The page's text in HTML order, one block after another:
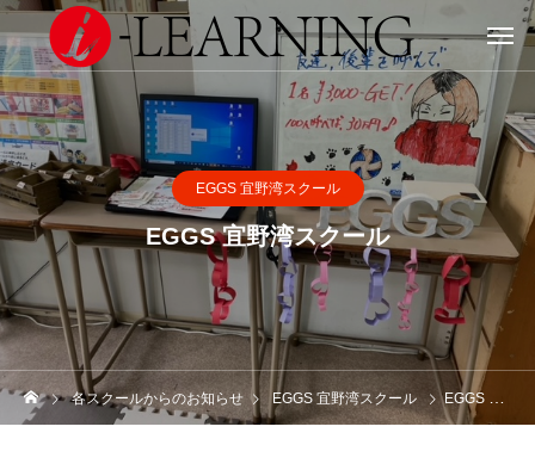
EGGS 宜野湾スクール
EGGS 宜野湾スクール
各スクールからのお知らせ EGGS 宜野湾スクール EGGS 宜野湾スクール